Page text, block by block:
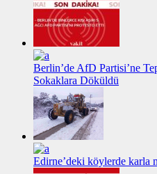
Berlin’de AfD Partisi’ne
Sokaklara Döküldü
Edirne’deki köylerde karla